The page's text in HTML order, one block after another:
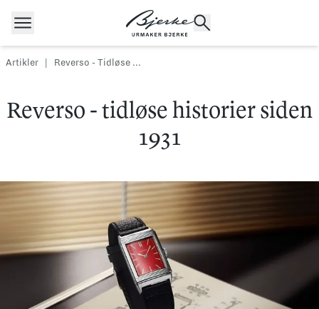
Hopp til innhold
POPULÆRE SØK
Longines
Artikler Reverso - Tidløse ...
Reverso - tidløse historier siden
1931